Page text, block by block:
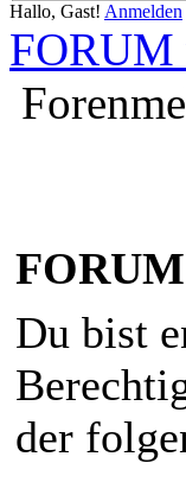
Hallo, Gast! Anmelden
FORUM
Du bist
der